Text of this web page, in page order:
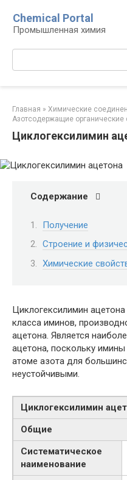
контенту
Chemical Portal
Промышленная химия
Главная » Химические
Азотсодержащие органические
Циклогексилимин
Содержание
Получение
Строение и
Химические
Циклогексилимин
класса иминов,
ацетона. Является
ацетона, поскольку
атоме азота для
неустойчивыми.
Циклогексилимин
Общие
Систематическое
наименование